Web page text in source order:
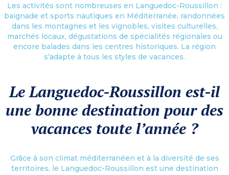
Les activités sont nombreuses en Languedoc-Roussillon :
baignade et sports nautiques en Méditerranée, randonnées
dans les montagnes et les vignobles, visites culturelles,
marchés locaux, dégustations de spécialités régionales ou
encore balades dans les centres historiques. La région
s’adapte à tous les styles de vacances.
Le Languedoc-Roussillon est-il
une bonne destination pour des
vacances toute l’année ?
Grâce à son climat méditerranéen et à la diversité de ses
territoires, le Languedoc-Roussillon est une destination